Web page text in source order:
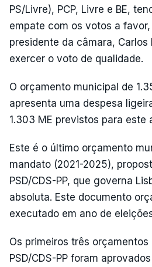
PS/Livre), PCP, Livre e BE,
empate com os votos a
presidente da câmara, Carlos
exercer o voto de qualidade.
O orçamento municipal de
apresenta uma despesa
1.303 ME previstos para este
Este é o último orçamento
mandato (2021-2025),
PSD/CDS-PP, que governa
absoluta. Este documento
executado em ano de
Os primeiros três orçamentos
PSD/CDS-PP foram